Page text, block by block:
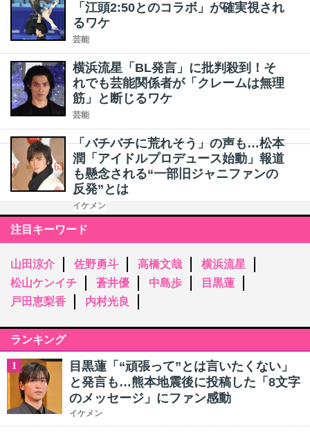
「江頭2:50とのコラボ」が確実視され
るワケ
芸能
横浜流星「BL発言」に批判殺到！そ
れでも芸能関係者が「クレームは無理
筋」と断じるワケ
芸能
「バチバチに荒れそう」の声も…松本
潤「アイドルプロデュース始動」報道
も懸念される“一部旧ジャニファンの
反発”とは
イケメン
注目キーワード
山田涼介 佐野勇斗 高橋文哉
横浜流星
松山ケンイチ
蒼井優 中島歩
目黒蓮
戸田恵梨香
内村光良
ランキング
1
目黒蓮「“頑張って”とは言いたくない」
と発言も…熊本地震後に投稿した「8文字
のメッセージ」にファン感動
イケメン